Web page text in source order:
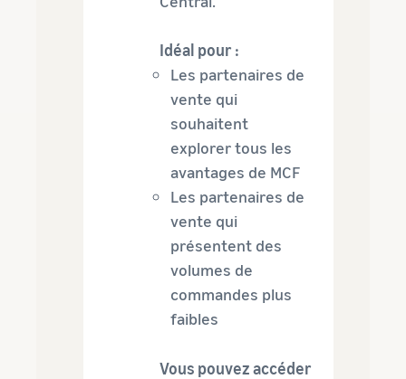
Idéal pour :
Les partenaires de
vente qui
souhaitent
explorer tous les
avantages de MCF
Les partenaires de
vente qui
présentent des
volumes de
commandes plus
faibles
Vous pouvez accéder